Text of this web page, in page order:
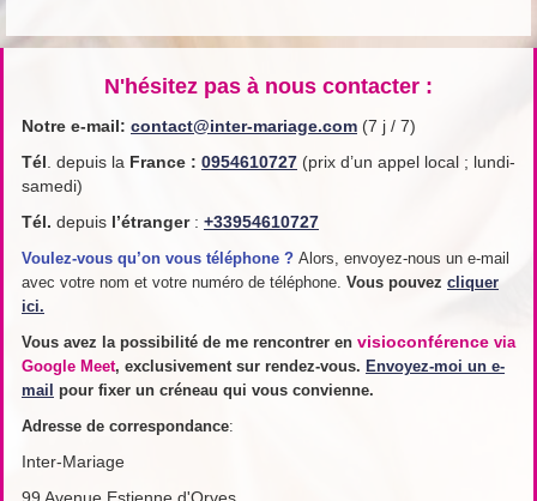
N'hésitez pas à nous contacter :
Notre e-mail: contact@inter-mariage.com (7 j / 7)
Tél . depuis la France : 0954610727 (prix d’un appel local ; lundi-
samedi)
Tél. depuis l’étranger: +33954610727
Voulez-vous qu’on vous téléphone ? Alors, envoyez-nous un e-mail
avec votre nom et votre numéro de téléphone. Vous pouvez cliquer
ici.
Vous avez la possibilité de me rencontrer en visioconférence via
Google Meet, exclusivement sur rendez-vous. Envoyez-moi un e-
mail pour fixer un créneau qui vous convienne.
Adresse de correspondance:
Inter-Mariage